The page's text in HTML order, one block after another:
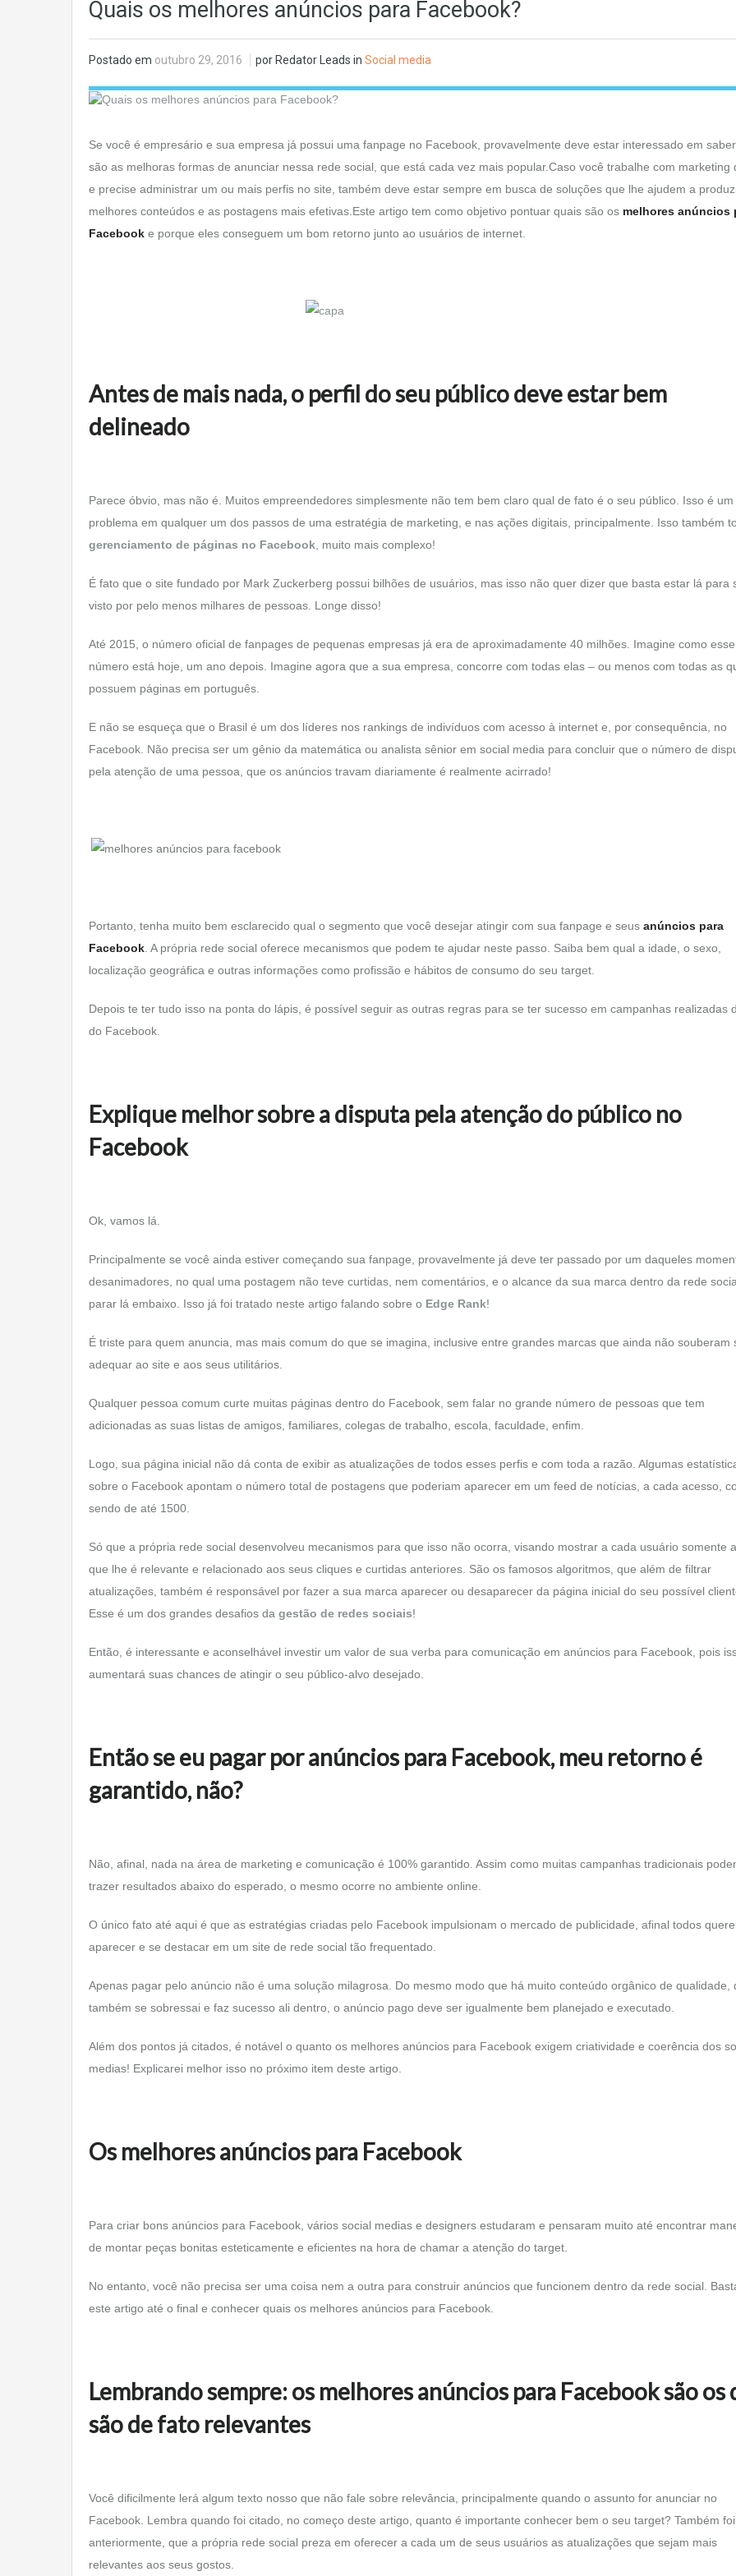
Quais os melhores anúncios para Facebook?
Postado em outubro 29, 2016 por Redator Leads in Social media
Se você é empresário e sua empresa já possui uma fanpage no Facebook, provavelmente deve estar interessado em
são as melhoras formas de anunciar nessa rede social, que está cada vez mais popular.Caso você trabalhe com marketing
e precise administrar um ou mais perfis no site, também deve estar sempre em busca de soluções que lhe ajudem a
melhores conteúdos e as postagens mais efetivas.Este artigo tem como objetivo pontuar quais são os melhores anúncios
Facebook e porque eles conseguem um bom retorno junto ao usuários de internet.
Antes de mais nada, o perfil do seu público deve estar bem
delineado
Parece óbvio, mas não é. Muitos empreendedores simplesmente não tem bem claro qual de fato é o seu público. Isso é um
problema em qualquer um dos passos de uma estratégia de marketing, e nas ações digitais, principalmente. Isso também
gerenciamento de páginas no Facebook, muito mais complexo!
É fato que o site fundado por Mark Zuckerberg possui bilhões de usuários, mas isso não quer dizer que basta estar lá para
visto por pelo menos milhares de pessoas. Longe disso!
Até 2015, o número oficial de fanpages de pequenas empresas já era de aproximadamente 40 milhões. Imagine como esse
número está hoje, um ano depois. Imagine agora que a sua empresa, concorre com todas elas – ou menos com todas as
possuem páginas em português.
E não se esqueça que o Brasil é um dos líderes nos rankings de indivíduos com acesso à internet e, por consequência, no
Facebook. Não precisa ser um gênio da matemática ou analista sênior em social media para concluir que o número de
pela atenção de uma pessoa, que os anúncios travam diariamente é realmente acirrado!
Portanto, tenha muito bem esclarecido qual o segmento que você desejar atingir com sua fanpage e seus anúncios para
Facebook. A própria rede social oferece mecanismos que podem te ajudar neste passo. Saiba bem qual a idade, o sexo,
localização geográfica e outras informações como profissão e hábitos de consumo do seu target.
Depois te ter tudo isso na ponta do lápis, é possível seguir as outras regras para se ter sucesso em campanhas realizadas
do Facebook.
Explique melhor sobre a disputa pela atenção do público no
Facebook
Ok, vamos lá.
Principalmente se você ainda estiver começando sua fanpage, provavelmente já deve ter passado por um daqueles
desanimadores, no qual uma postagem não teve curtidas, nem comentários, e o alcance da sua marca dentro da rede
parar lá embaixo. Isso já foi tratado neste artigo falando sobre o Edge Rank!
É triste para quem anuncia, mas mais comum do que se imagina, inclusive entre grandes marcas que ainda não souberam
adequar ao site e aos seus utilitários.
Qualquer pessoa comum curte muitas páginas dentro do Facebook, sem falar no grande número de pessoas que tem
adicionadas as suas listas de amigos, familiares, colegas de trabalho, escola, faculdade, enfim.
Logo, sua página inicial não dá conta de exibir as atualizações de todos esses perfis e com toda a razão. Algumas
sobre o Facebook apontam o número total de postagens que poderiam aparecer em um feed de notícias, a cada acesso,
sendo de até 1500.
Só que a própria rede social desenvolveu mecanismos para que isso não ocorra, visando mostrar a cada usuário somente
que lhe é relevante e relacionado aos seus cliques e curtidas anteriores. São os famosos algoritmos, que além de filtrar
atualizações, também é responsável por fazer a sua marca aparecer ou desaparecer da página inicial do seu possível
Esse é um dos grandes desafios da gestão de redes sociais!
Então, é interessante e aconselhável investir um valor de sua verba para comunicação em anúncios para Facebook, pois
aumentará suas chances de atingir o seu público-alvo desejado.
Então se eu pagar por anúncios para Facebook, meu retorno é
garantido, não?
Não, afinal, nada na área de marketing e comunicação é 100% garantido. Assim como muitas campanhas tradicionais
trazer resultados abaixo do esperado, o mesmo ocorre no ambiente online.
O único fato até aqui é que as estratégias criadas pelo Facebook impulsionam o mercado de publicidade, afinal todos
aparecer e se destacar em um site de rede social tão frequentado.
Apenas pagar pelo anúncio não é uma solução milagrosa. Do mesmo modo que há muito conteúdo orgânico de qualidade,
também se sobressai e faz sucesso ali dentro, o anúncio pago deve ser igualmente bem planejado e executado.
Além dos pontos já citados, é notável o quanto os melhores anúncios para Facebook exigem criatividade e coerência dos
medias! Explicarei melhor isso no próximo item deste artigo.
Os melhores anúncios para Facebook
Para criar bons anúncios para Facebook, vários social medias e designers estudaram e pensaram muito até encontrar
de montar peças bonitas esteticamente e eficientes na hora de chamar a atenção do target.
No entanto, você não precisa ser uma coisa nem a outra para construir anúncios que funcionem dentro da rede social.
este artigo até o final e conhecer quais os melhores anúncios para Facebook.
Lembrando sempre: os melhores anúncios para Facebook são os
são de fato relevantes
Você dificilmente lerá algum texto nosso que não fale sobre relevância, principalmente quando o assunto for anunciar no
Facebook. Lembra quando foi citado, no começo deste artigo, quanto é importante conhecer bem o seu target? Também
anteriormente, que a própria rede social preza em oferecer a cada um de seus usuários as atualizações que sejam mais
relevantes aos seus gostos.